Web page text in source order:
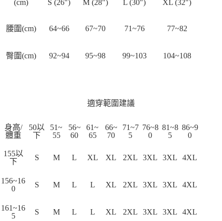
(cm) S (26") M (28") L (30") XL (32")
腰圍(cm) 64~66 67~70 71~76 77~82
臀圍(cm) 92~94 95~98 99~103 104~108
適穿範圍建議
身高/
體重
50以
下
51~
55
56~
60
61~
65
66~
70
71~7
5
76~8
0
81~8
5
86~9
0
155以
下
S M L XL XL 2XL 3XL 3XL 4XL
156~16
0
S M L L XL 2XL 3XL 3XL 4XL
161~16
5
S M L L XL 2XL 3XL 3XL 4XL